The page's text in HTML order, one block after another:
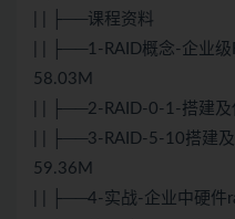
| | ├──课程资料
| | ├──1-RAID概念-企业
58.03M
| | ├──2-RAID-0-1-搭建
| | ├──3-RAID-5-10搭建
59.36M
| | ├──4-实战-企业中硬件